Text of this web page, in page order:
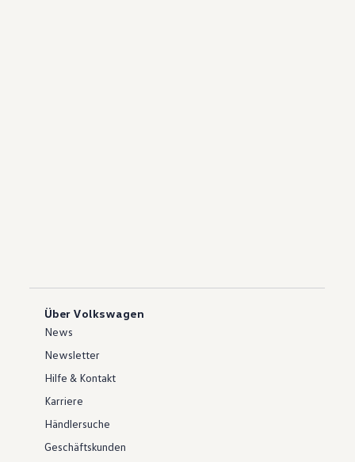
Über Volkswagen
News
Newsletter
Hilfe & Kontakt
Karriere
Händlersuche
Geschäftskunden